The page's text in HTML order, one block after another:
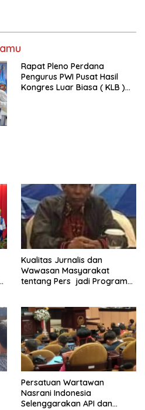
Rapat Pleno Perdana
Pengurus PWI Pusat Hasil
Kongres Luar Biasa ( KLB )
Kualitas Jurnalis dan
Wawasan Masyarakat
tentang Pers jadi Program
Persatuan Wartawan
Nasrani Indonesia
Selenggarakan API dan